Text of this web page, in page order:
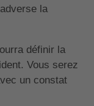
la
définir la
Vous serez
un constat